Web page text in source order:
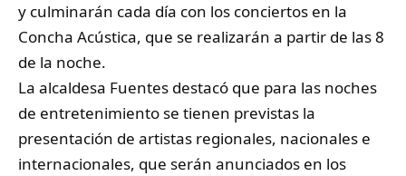
y culminarán cada día con los conciertos en la
Concha Acústica, que se realizarán a partir de las 8
de la noche.
La alcaldesa Fuentes destacó que para las noches
de entretenimiento se tienen previstas la
presentación de artistas regionales, nacionales e
internacionales, que serán anunciados en los